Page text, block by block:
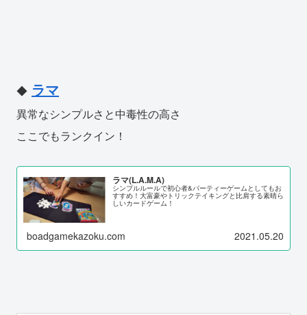
◆ ラマ
異常なシンプルさと中毒性の高さ
ここでもランクイン！
ラマ(L.A.M.A)
シンプルルールで初心者&パーティーゲームとしてもお
すすめ！大富豪やトリックテイキングと比肩する素晴ら
しいカードゲーム！
boadgamekazoku.com 2021.05.20